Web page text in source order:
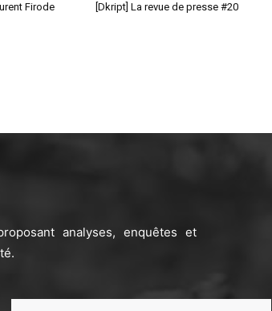
Firode [Dkript] La revue de presse #20
analyses, enquêtes et